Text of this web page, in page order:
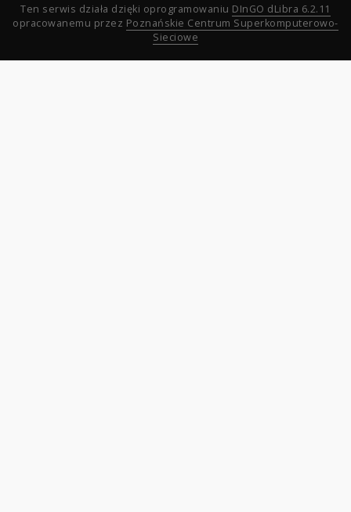
Ten serwis działa dzięki oprogramowaniu DInGO dLibra 6.2.11
opracowanemu przez Poznańskie Centrum Superkomputerowo-
Sieciowe